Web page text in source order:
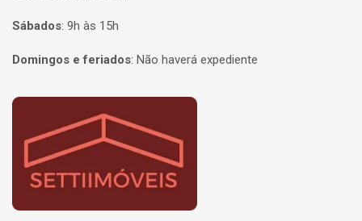
Sábados: 9h às 15h
Domingos e feriados: Não haverá expediente
Página inicial